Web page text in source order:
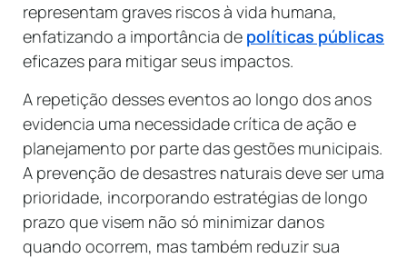
representam graves riscos à vida humana,
enfatizando a importância de políticas públicas
eficazes para mitigar seus impactos.
A repetição desses eventos ao longo dos anos
evidencia uma necessidade crítica de ação e
planejamento por parte das gestões municipais.
A prevenção de desastres naturais deve ser uma
prioridade, incorporando estratégias de longo
prazo que visem não só minimizar danos
quando ocorrem, mas também reduzir sua